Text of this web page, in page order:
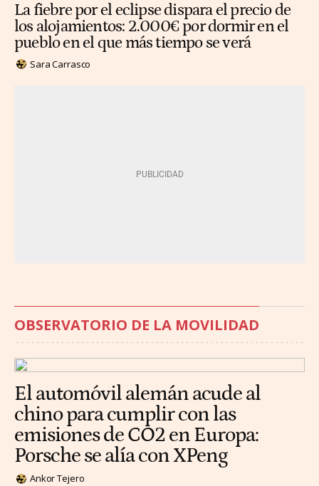
La fiebre por el eclipse dispara el precio de
los alojamientos: 2.000€ por dormir en el
pueblo en el que más tiempo se verá
Sara Carrasco
OBSERVATORIO DE LA MOVILIDAD
El automóvil alemán acude al
chino para cumplir con las
emisiones de CO2 en Europa:
Porsche se alía con XPeng
Ankor Tejero